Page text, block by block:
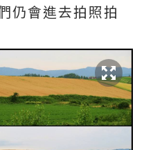
仍會進去拍照拍